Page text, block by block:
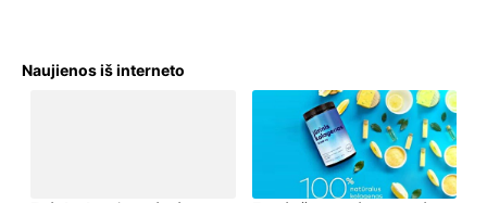
Naujienos iš interneto